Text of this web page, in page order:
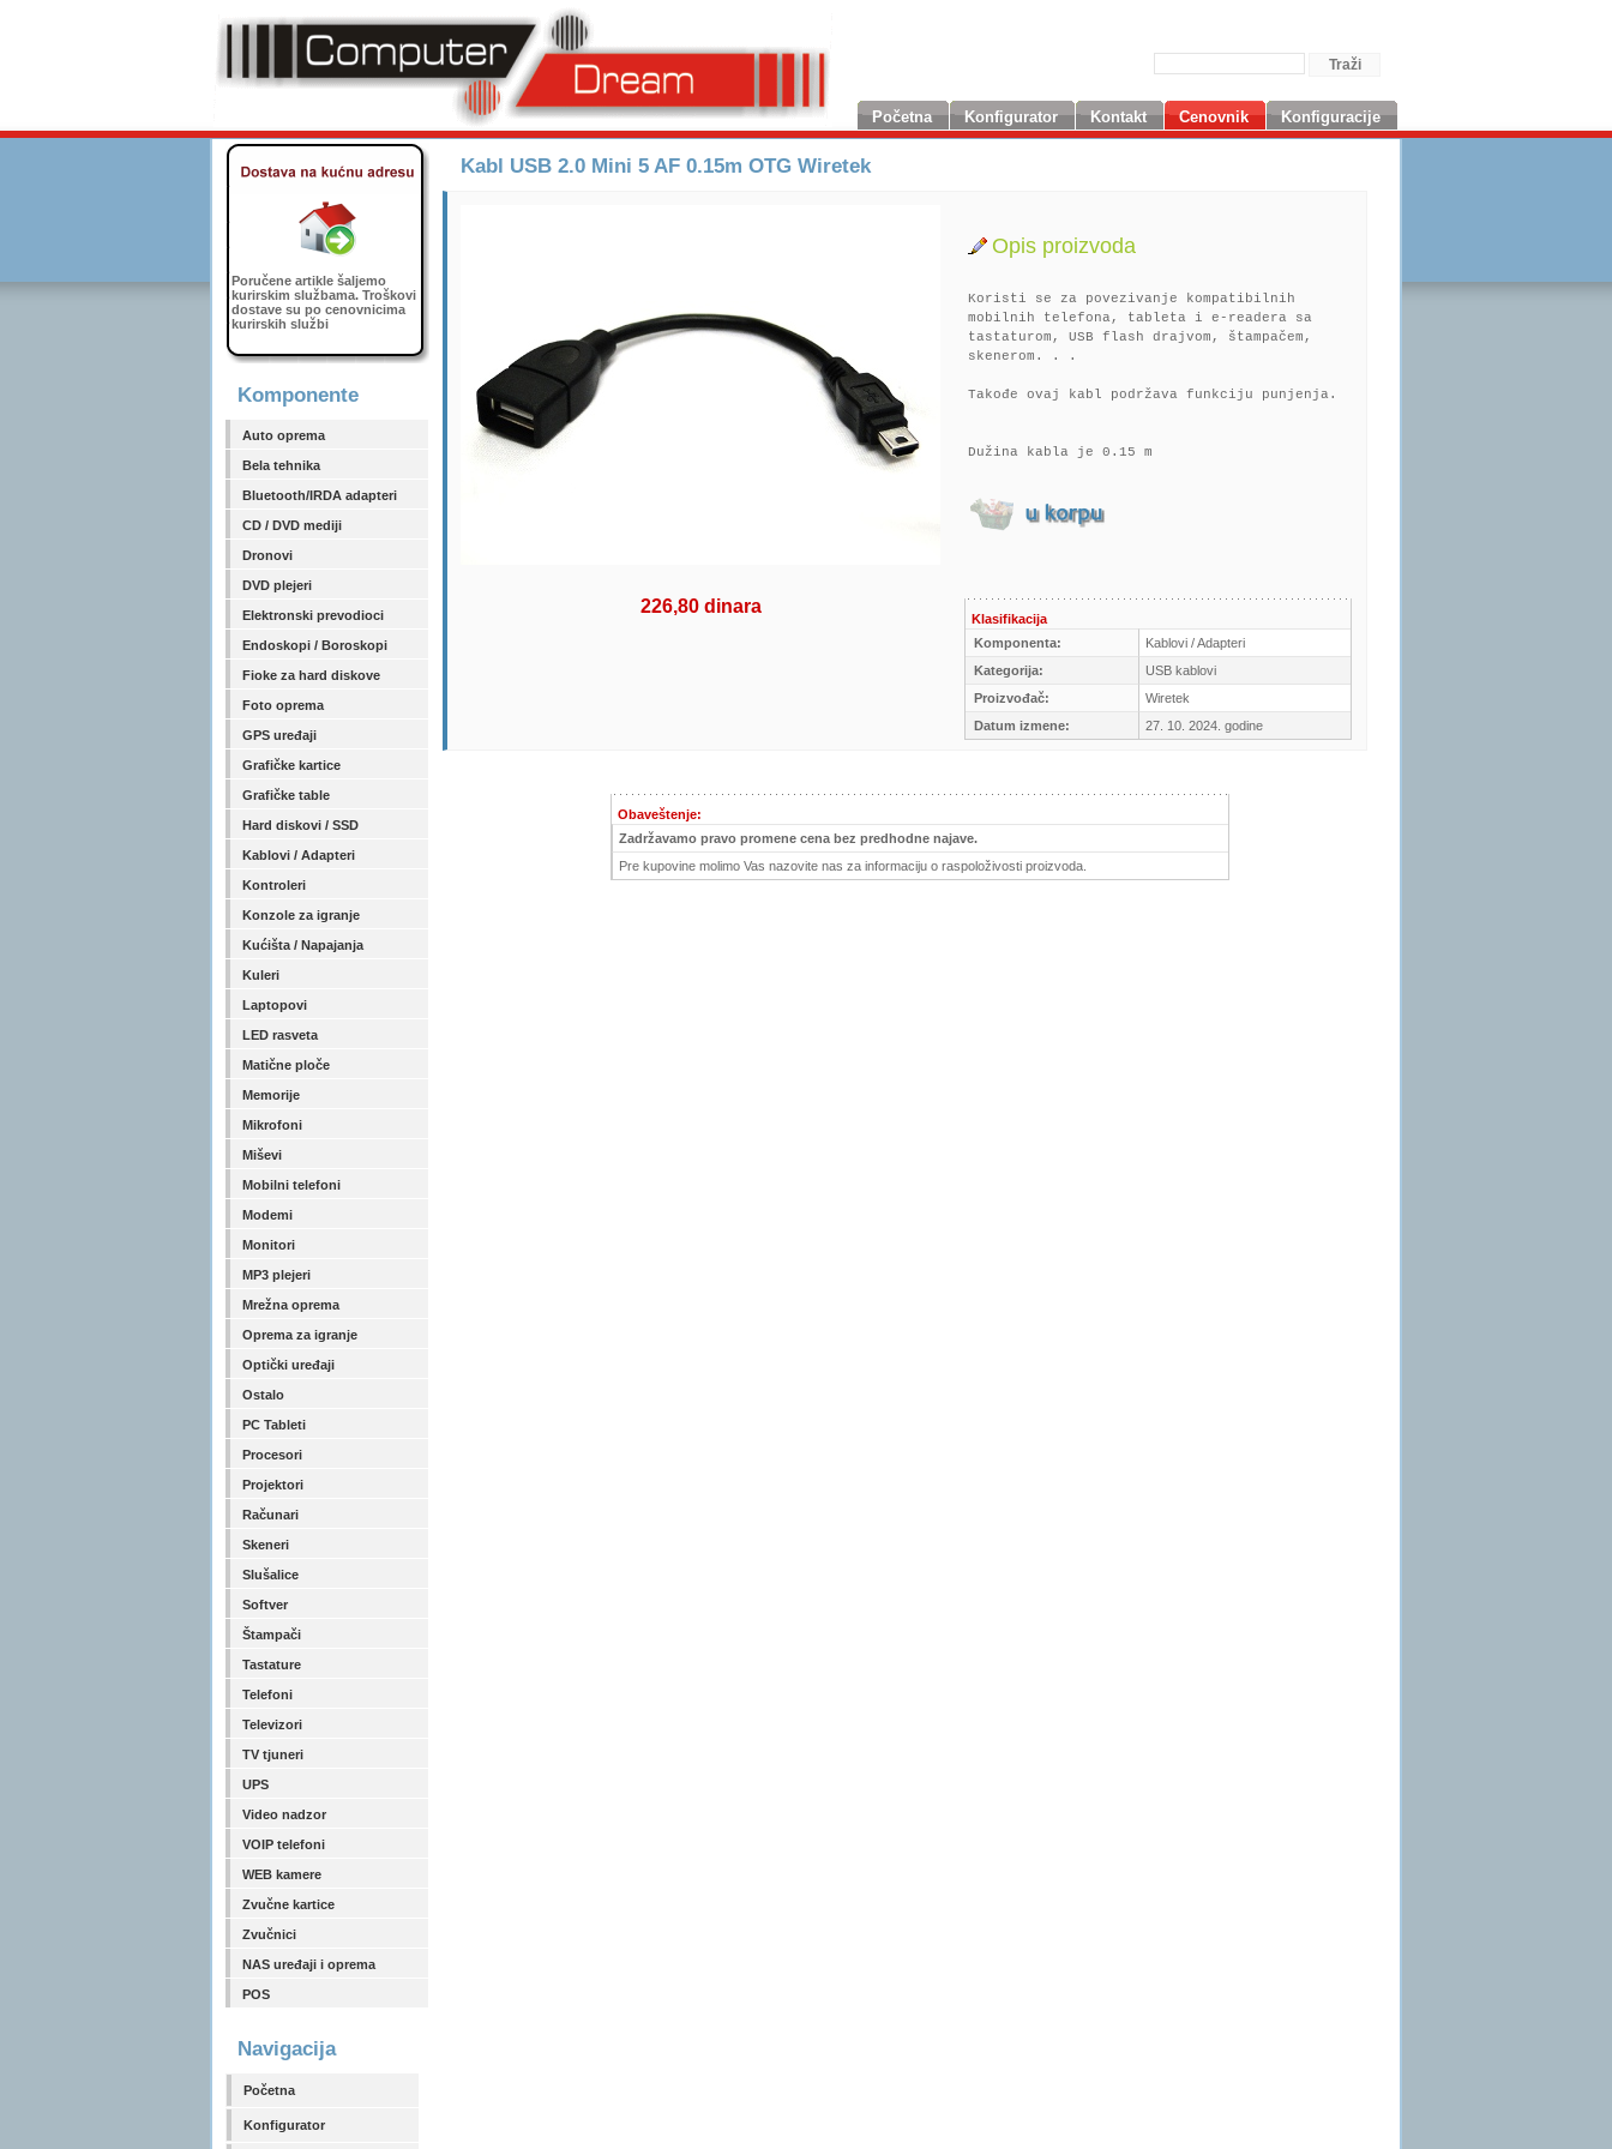
Početna Konfigurator Kontakt Cenovnik Konfiguracije
Poručene artikle šaljemo
kurirskim službama. Troškovi
dostave su po cenovnicima
kurirskih službi
Komponente
Auto oprema
Bela tehnika
Bluetooth/IRDA adapteri
CD / DVD mediji
Dronovi
DVD plejeri
Elektronski prevodioci
Endoskopi / Boroskopi
Fioke za hard diskove
Foto oprema
GPS uređaji
Grafičke kartice
Grafičke table
Hard diskovi / SSD
Kablovi / Adapteri
Kontroleri
Konzole za igranje
Kućišta / Napajanja
Kuleri
Laptopovi
LED rasveta
Matične ploče
Memorije
Mikrofoni
Miševi
Mobilni telefoni
Modemi
Monitori
MP3 plejeri
Mrežna oprema
Oprema za igranje
Optički uređaji
Ostalo
PC Tableti
Procesori
Projektori
Računari
Skeneri
Slušalice
Softver
Štampači
Tastature
Telefoni
Televizori
TV tjuneri
UPS
Video nadzor
VOIP telefoni
WEB kamere
Zvučne kartice
Zvučnici
NAS uređaji i oprema
POS
Navigacija
Početna
Konfigurator
Kabl USB 2.0 Mini 5 AF 0.15m OTG Wiretek
Opis proizvoda
Koristi se za povezivanje kompatibilnih
mobilnih telefona, tableta i e-readera sa
tastaturom, USB flash drajvom, štampačem,
skenerom. . .
Takođe ovaj kabl podržava funkciju punjenja.
Dužina kabla je 0.15 m
226,80 dinara
Klasifikacija
Komponenta:
Kablovi / Adapteri
Kategorija:
USB kablovi
Proizvođač:
Wiretek
Datum izmene:
27. 10. 2024. godine
Obaveštenje:
Zadržavamo pravo promene cena bez predhodne najave.
Pre kupovine molimo Vas nazovite nas za informaciju o raspoloživosti proizvoda.